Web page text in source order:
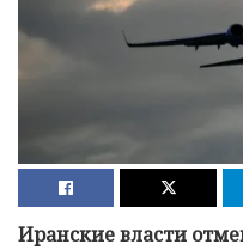
Иранские власти